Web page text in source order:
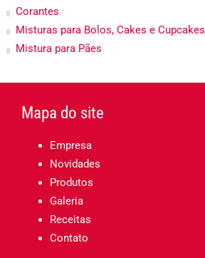
Corantes
Misturas para Bolos, Cakes e Cupcakes
Mistura para Pães
Mapa do site
Empresa
Novidades
Produtos
Galeria
Receitas
Contato